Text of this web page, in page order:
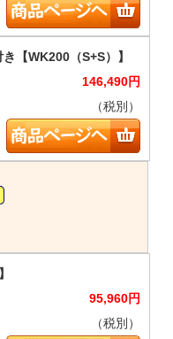
146,490円
（税別）
95,960円
（税別）